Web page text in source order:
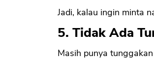
Jadi, kalau ingin minta
5. Tidak Ada
Masih punya